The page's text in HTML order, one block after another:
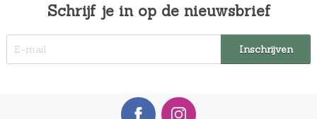
Schrijf je in op de nieuwsbrief